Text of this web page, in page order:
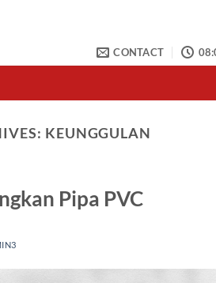
CONTACT
KEUNGGULAN
Pipa PVC